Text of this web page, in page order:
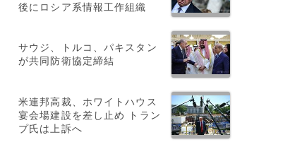
後にロシア系情報工作組織
サウジ、トルコ、パキスタン
が共同防衛協定締結
米連邦高裁、ホワイトハウス
宴会場建設を差し止め トラン
プ氏は上訴へ